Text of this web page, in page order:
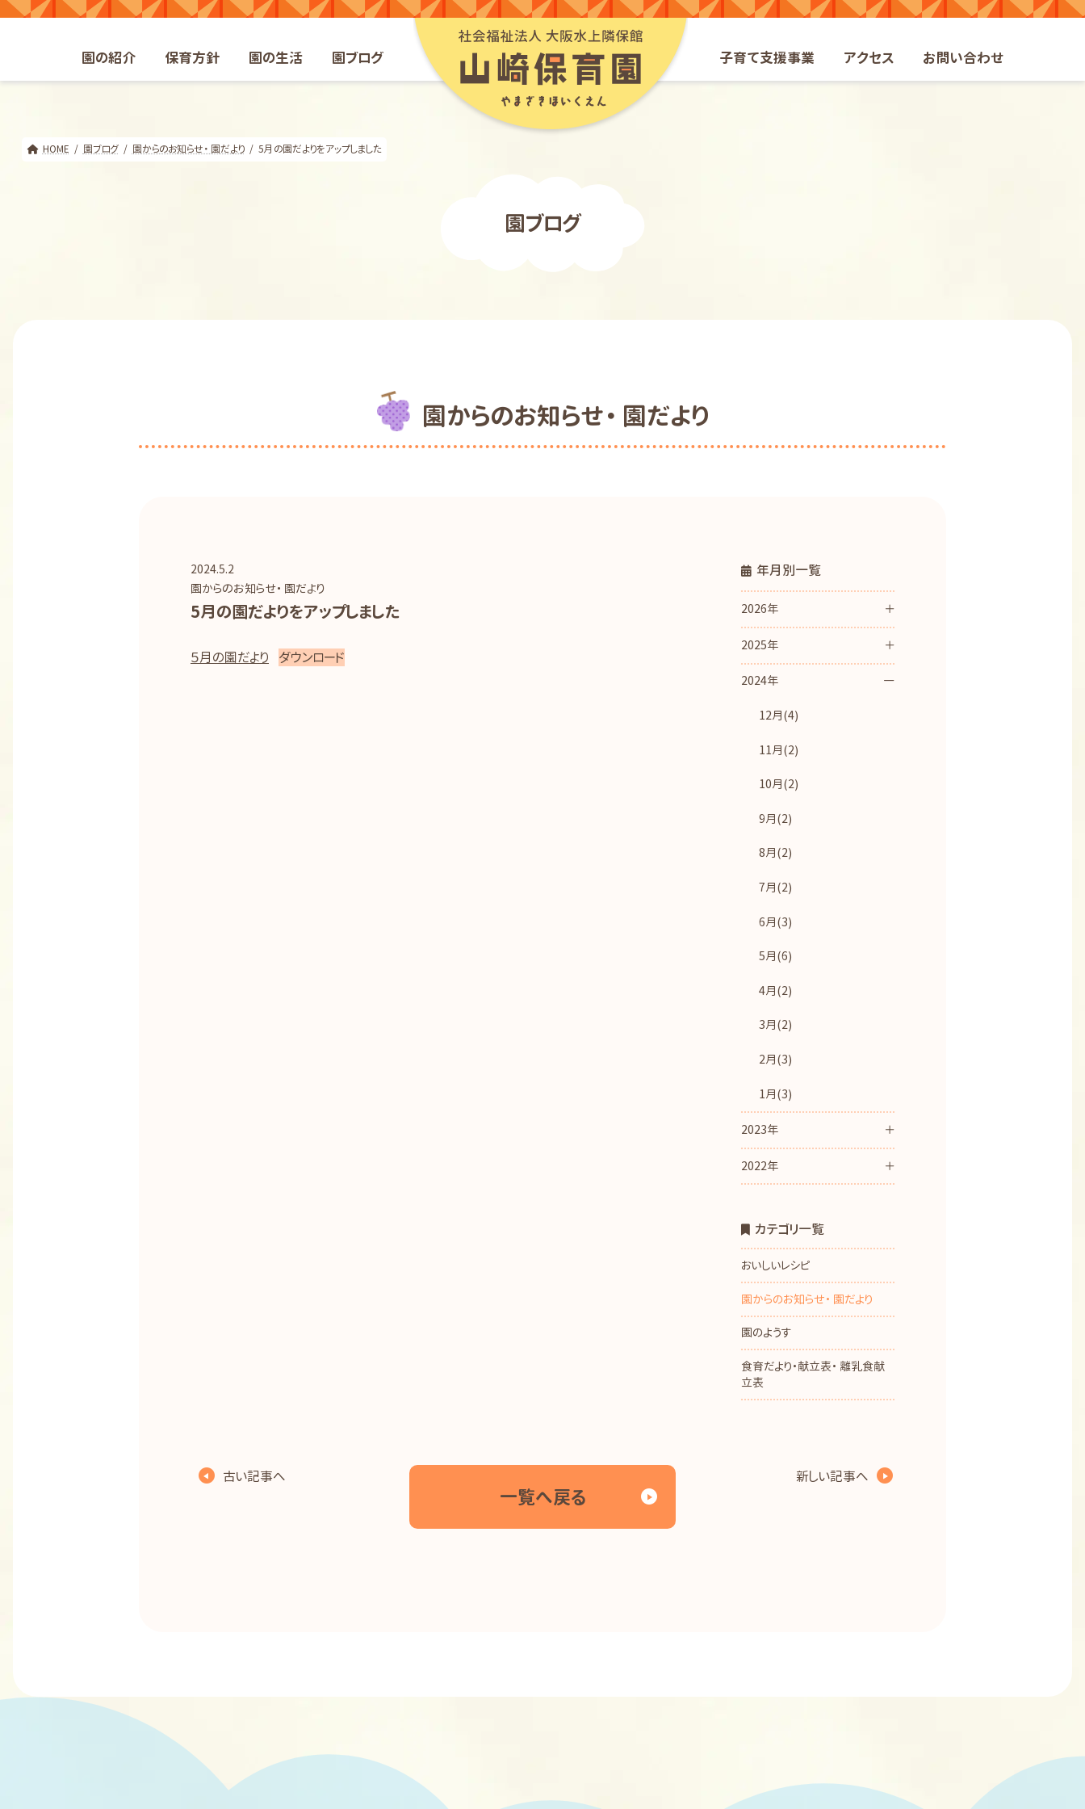
コ
ツ
ナ
シ
山崎保育園webサイト
園の紹介 保育方針 園の生活 園ブログ 子育て支援事業 アクセス お問い合わせ
HOME 園ブログ 園からのお知らせ・ 園だより 5月の園だよりをアップしました
園ブログ
園からのお知らせ・ 園だより
2024.5.2
園からのお知らせ・ 園だより
5月の園だよりをアップしました
５月の園だより ダウンロード
年月別一覧
2026年
2025年
2024年
12月(4)
11月(2)
10月(2)
9月(2)
8月(2)
7月(2)
6月(3)
5月(6)
4月(2)
3月(2)
2月(3)
1月(3)
2023年
2022年
カテゴリ一覧
おいしいレシピ
園からのお知らせ・ 園だより
園のようす
食育だより・献立表・ 離乳食献
立表
古い記事へ
一覧へ戻る
新しい記事へ